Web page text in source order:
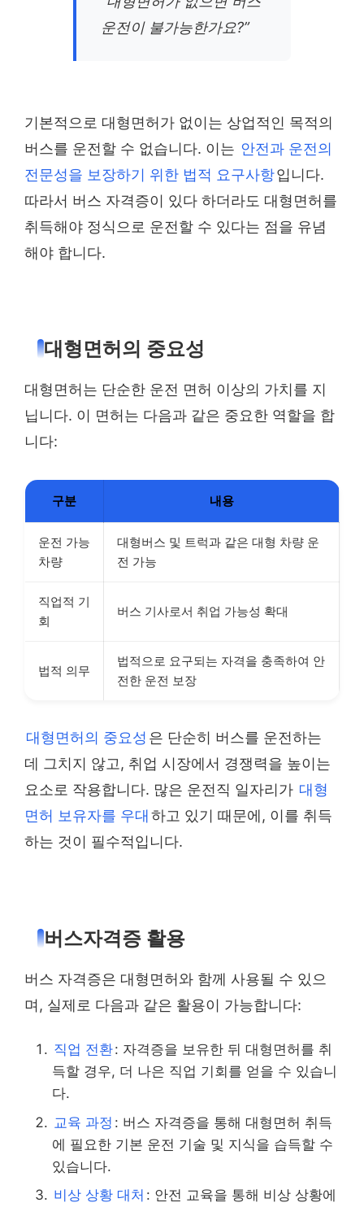
운전이 불가능한가요?”
기본적으로 대형면허가 없이는 상업적인 목적의
버스를 운전할 수 없습니다. 이는 안전과 운전의
전문성을 보장하기 위한 법적 요구사항입니다.
따라서 버스 자격증이 있다 하더라도 대형면허를
취득해야 정식으로 운전할 수 있다는 점을 유념
해야 합니다.
대형면허의 중요성
대형면허는 단순한 운전 면허 이상의 가치를 지
닙니다. 이 면허는 다음과 같은 중요한 역할을 합
니다:
구분 내용
운전 가능
차량
대형버스 및 트럭과 같은 대형 차량 운
전 가능
직업적 기
회
버스 기사로서 취업 가능성 확대
법적 의무
법적으로 요구되는 자격을 충족하여 안
전한 운전 보장
대형면허의 중요성 은 단순히 버스를 운전하는
데 그치지 않고, 취업 시장에서 경쟁력을 높이는
요소로 작용합니다. 많은 운전직 일자리가 대형
면허 보유자를 우대하고 있기 때문에, 이를 취득
하는 것이 필수적입니다.
버스자격증 활용
버스 자격증은 대형면허와 함께 사용될 수 있으
며, 실제로 다음과 같은 활용이 가능합니다:
직업 전환: 자격증을 보유한 뒤 대형면허를 취
득할 경우, 더 나은 직업 기회를 얻을 수 있습니
다.
교육 과정 : 버스 자격증을 통해 대형면허 취득
에 필요한 기본 운전 기술 및 지식을 습득할 수
있습니다.
비상 상황 대처 : 안전 교육을 통해 비상 상황에